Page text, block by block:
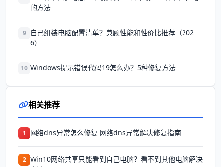
的方法
9
自己组装电脑配置清单？兼顾性能和性价比推荐（202
6）
10 Windows提示错误代码19怎么办？5种修复方法
相关推荐
1 网络dns异常怎么修复 网络dns异常解决修复指南
2 Win10网络共享只能看到自己电脑？看不到其他电脑解决